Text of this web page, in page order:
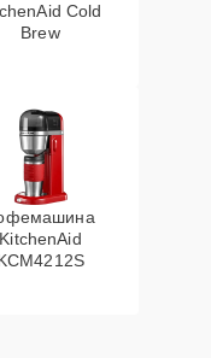
Cold
Brew
KitchenAid